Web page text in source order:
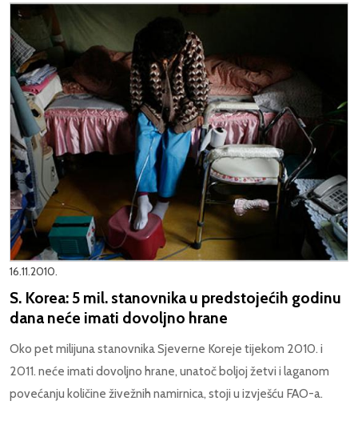
16.11.2010.
S. Korea: 5 mil. stanovnika u predstojećih godinu
dana neće imati dovoljno hrane
Oko pet milijuna stanovnika Sjeverne Koreje tijekom 2010. i
2011. neće imati dovoljno hrane, unatoč boljoj žetvi i laganom
povećanju količine živežnih namirnica, stoji u izvješću FAO-a.